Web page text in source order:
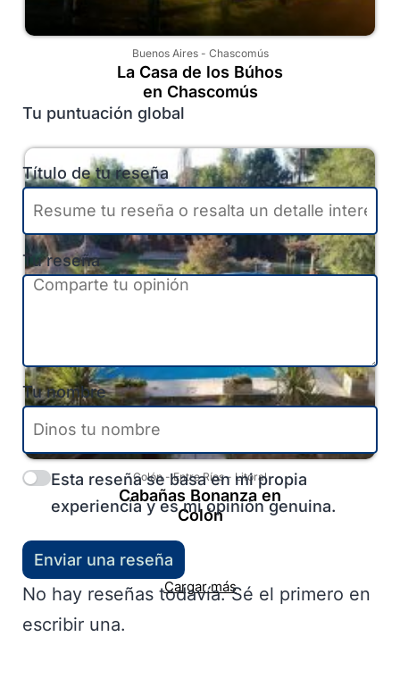
Buenos Aires- Chascomús
La Casa de los Búhos
en Chascomús
Colón-Entre Ríos- Litoral
Cabañas Bonanza en
Colón
Cargar más
Tu puntuación global
Título de tu reseña
Tu reseña
Tu nombre
Esta reseña se basa en mi propia
experiencia y es mi opinión genuina.
Enviar una reseña
No hay reseñas todavía. Sé el primero en
escribir una.